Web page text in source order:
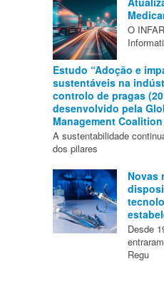
O
Estudo “Adoção e
sustentáveis na
controlo de pragas
desenvolvido pela
Management Coalition
A sustentabilidade
dos pilares
Novas
Desde
Regu